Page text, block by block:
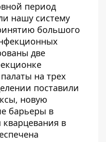
период
нашу систему
большого
две
на трех
поставили
новую
барьеры в
в